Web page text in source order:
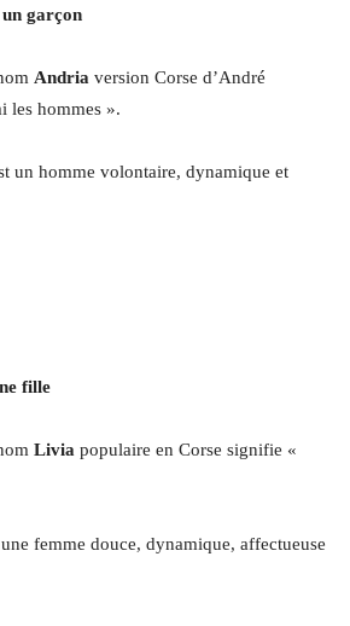
garçon
Andria version Corse d’André
les hommes ».
un homme volontaire, dynamique et
fille
Livia populaire en Corse signifie «
femme douce, dynamique, affectueuse